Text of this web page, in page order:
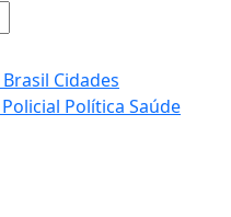
Brasil Cidades
Policial Política Saúde